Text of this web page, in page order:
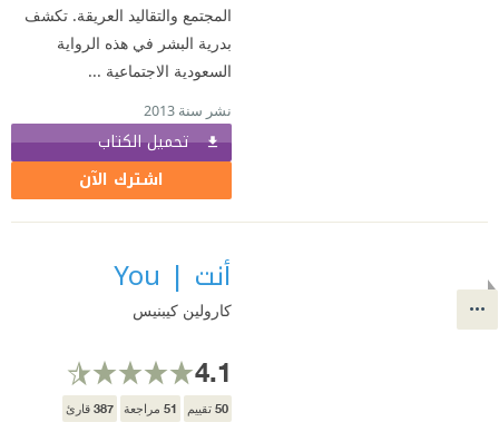
المجتمع والتقاليد العريقة. تكشف
بدرية البشر في هذه الرواية
السعودية الاجتماعية ...
نشر سنة 2013
تحميل الكتاب
اشترك الآن
أنت | You
كارولين كيبنيس
4.1
50 تقييم 51 مراجعة 387 قارئ